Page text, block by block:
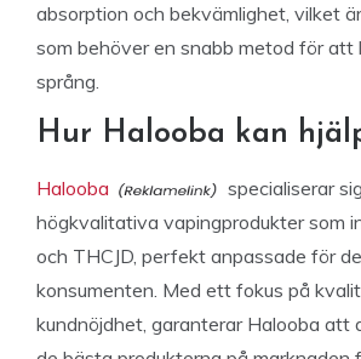
absorption och bekvämlighet, vilket
som behöver en snabb metod för att
språng.
Hur Halooba kan
Halooba
specialiserar
högkvalitativa vapingprodukter som
och THCJD, perfekt anpassade för
konsumenten. Med ett fokus på
kundnöjdhet, garanterar Halooba att